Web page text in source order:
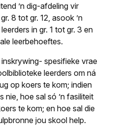
’n dig-afdeling vir
8 tot gr. 12, asook ’n
in gr. 1 tot gr. 3 en
leerbehoeftes.
spesifieke vrae
leerders om ná
op koers te kom; indien
nie, hoe sal só ’n fasiliteit
te kom; en hoe sal die
jou skool help.